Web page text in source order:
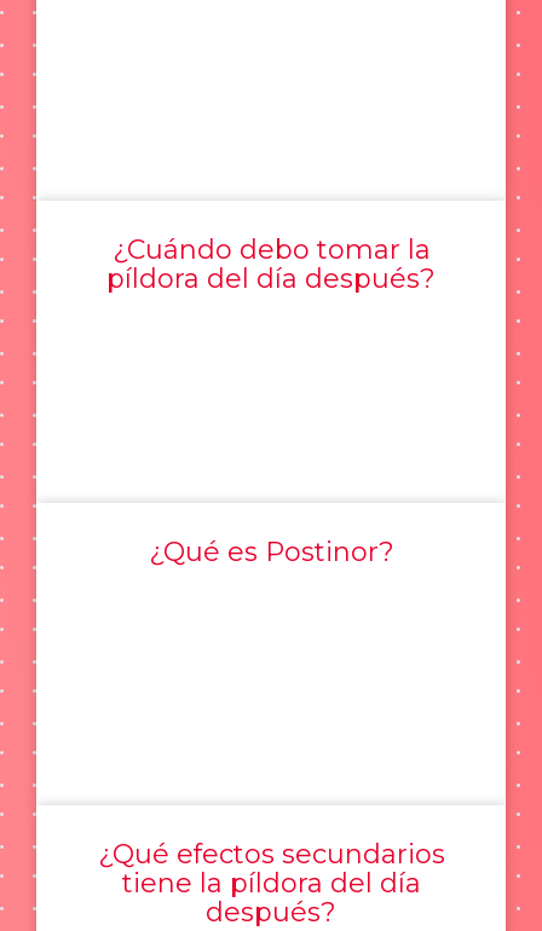
¿Cuándo debo tomar la
píldora del día después?
¿Qué es Postinor?
¿Qué efectos secundarios
tiene la píldora del día
después?